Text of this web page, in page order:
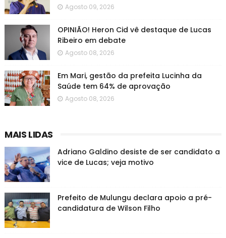
Agosto 09, 2026
OPINIÃO! Heron Cid vê destaque de Lucas
Ribeiro em debate
Agosto 08, 2026
Em Mari, gestão da prefeita Lucinha da
Saúde tem 64% de aprovação
Agosto 08, 2026
MAIS LIDAS
Adriano Galdino desiste de ser candidato a
vice de Lucas; veja motivo
Prefeito de Mulungu declara apoio a pré-
candidatura de Wilson Filho